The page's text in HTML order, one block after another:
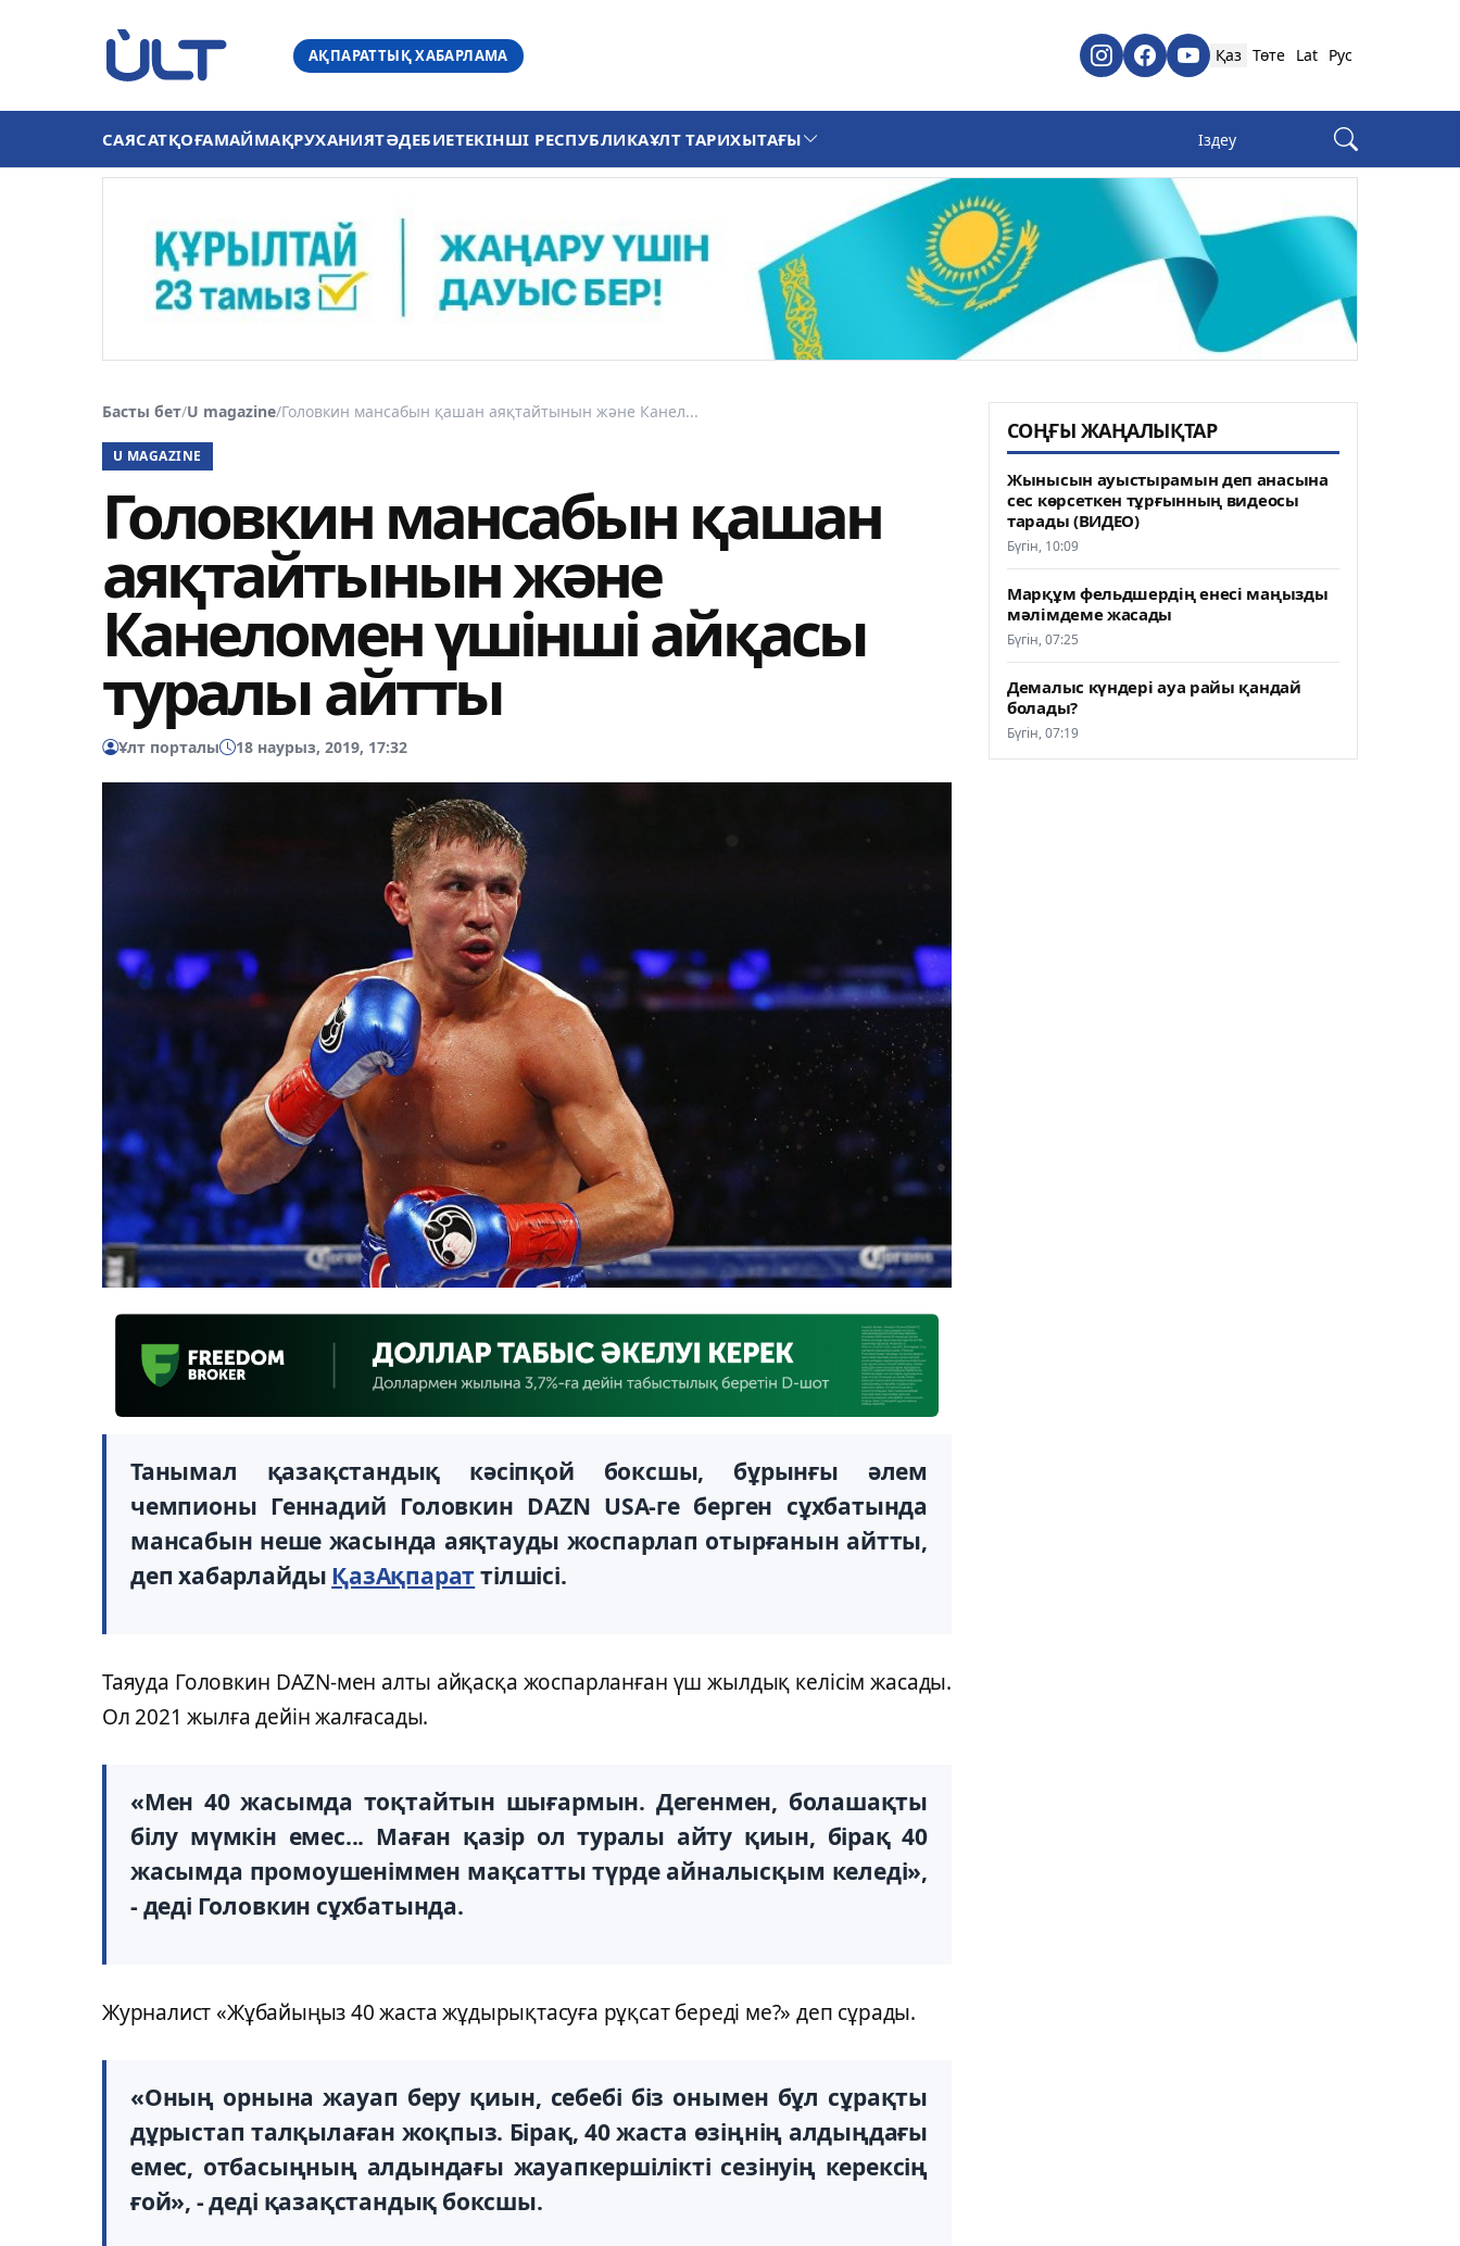
АҚПАРАТТЫҚ ХАБАРЛАМА Қаз Төте Lat Рус
САЯСАТҚОҒАМАЙМАҚРУХАНИЯТӘДЕБИЕТЕКІНШІ РЕСПУБЛИКАҰЛТ ТАРИХЫТАҒЫ
Басты бет/U magazine/Головкин мансабын қашан аяқтайтынын және Канел...
U MAGAZINE
Головкин мансабын қашан
аяқтайтынын және
Канеломен үшінші айқасы
туралы айтты
Ұлт порталы 18 наурыз, 2019, 17:32
Танымал қазақстандық кәсіпқой боксшы, бұрынғы әлем
чемпионы Геннадий Головкин DAZN USA-ге берген сұхбатында
мансабын неше жасында аяқтауды жоспарлап отырғанын айтты,
деп хабарлайды ҚазАқпараттілшісі.
Таяуда Головкин DAZN-мен алты айқасқа жоспарланған үш жылдық келісім жасады.
Ол 2021 жылға дейін жалғасады.
«Мен 40 жасымда тоқтайтын шығармын. Дегенмен, болашақты
білу мүмкін емес... Маған қазір ол туралы айту қиын, бірақ 40
жасымда промоушеніммен мақсатты түрде айналысқым келеді»,
- деді Головкин сұхбатында.
Журналист «Жұбайыңыз 40 жаста жұдырықтасуға рұқсат береді ме?» деп сұрады.
«Оның орнына жауап беру қиын, себебі біз онымен бұл сұрақты
дұрыстап талқылаған жоқпыз. Бірақ, 40 жаста өзіңнің алдыңдағы
емес, отбасыңның алдындағы жауапкершілікті сезінуің керексің
ғой», - деді қазақстандық боксшы.
СОҢҒЫ ЖАҢАЛЫҚТАР
Жынысын ауыстырамын деп анасына
сес көрсеткен тұрғынның видеосы
тарады (ВИДЕО)
Бүгін, 10:09
Марқұм фельдшердің енесі маңызды
мәлімдеме жасады
Бүгін, 07:25
Демалыс күндері ауа райы қандай
болады?
Бүгін, 07:19